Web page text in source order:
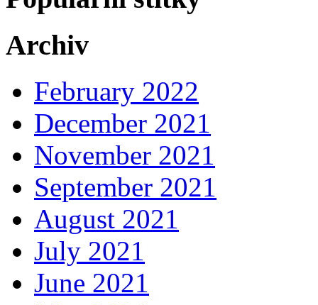
Archiv
February 2022
December 2021
November 2021
September 2021
August 2021
July 2021
June 2021